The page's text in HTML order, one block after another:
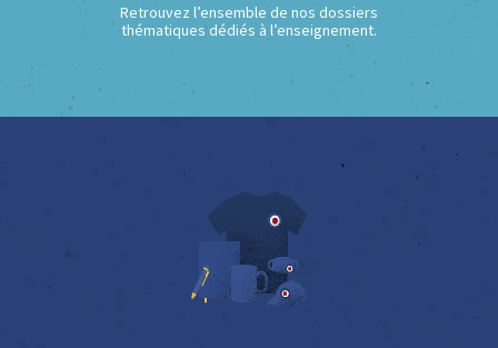
Retrouvez l’ensemble de nos dossiers
thématiques dédiés à l’enseignement.